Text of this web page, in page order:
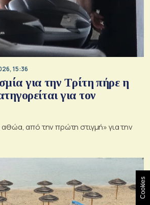
15:36
για την Τρίτη πήρε η
για τον
από την πρώτη στιγμή» για την
Cookies